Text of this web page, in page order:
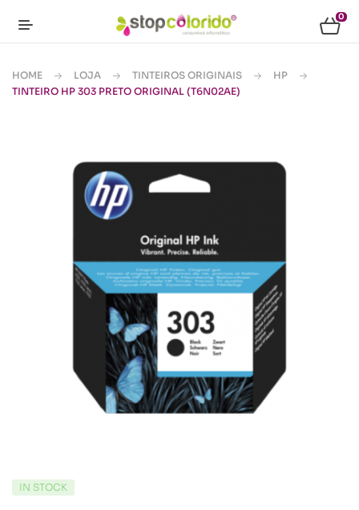
0
HOME LOJA TINTEIROS ORIGINAIS
HP
TINTEIRO HP 303 PRETO ORIGINAL (T6N02AE)
IN STOCK